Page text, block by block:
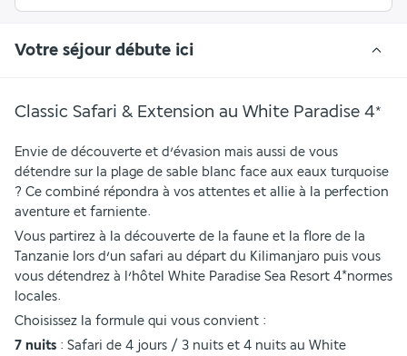
Votre séjour débute ici
Classic Safari & Extension au White Paradise 4*
Envie de découverte et d’évasion mais aussi de vous
détendre sur la plage de sable blanc face aux eaux turquoise
? Ce combiné répondra à vos attentes et allie à la perfection
aventure et farniente.
Vous partirez à la découverte de la faune et la flore de la
Tanzanie lors d’un safari au départ du Kilimanjaro puis vous
vous détendrez à l’hôtel White Paradise Sea Resort 4*normes
locales.
Choisissez la formule qui vous convient :
7 nuits : Safari de 4 jours / 3 nuits et 4 nuits au White